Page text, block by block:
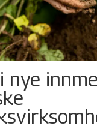
nye